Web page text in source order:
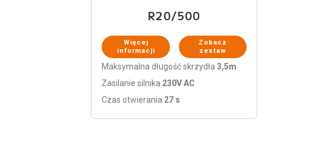
R20/500
Więcej
informacji
Zobacz
zestaw
Maksymalna długość skrzydła3,5m
Zasilanie silnika 230V AC
Czas otwierania 27 s